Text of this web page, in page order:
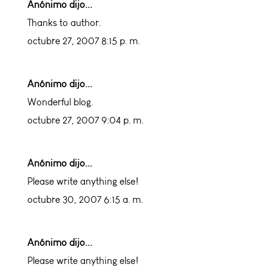
Anónimo dijo...
Thanks to author.
octubre 27, 2007 8:15 p. m.
Anónimo dijo...
Wonderful blog.
octubre 27, 2007 9:04 p. m.
Anónimo dijo...
Please write anything else!
octubre 30, 2007 6:15 a. m.
Anónimo dijo...
Please write anything else!